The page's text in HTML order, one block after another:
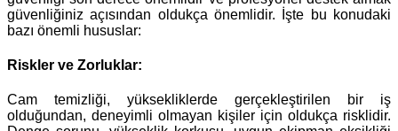
güvenliğiniz açısından oldukça önemlidir. İşte bu konudaki
bazı önemli hususlar:
Riskler ve Zorluklar:
Cam temizliği, yüksekliklerde gerçekleştirilen bir iş
olduğundan, deneyimli olmayan kişiler için oldukça risklidir.